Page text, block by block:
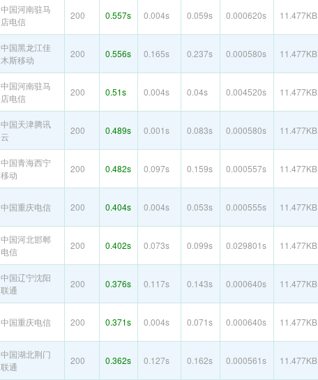
中国河南驻马
店电信
200 0.557s 0.004s 0.059s 0.000620s 11.477KB
中国黑龙江佳
木斯移动
200 0.556s 0.165s 0.237s 0.000580s 11.477KB
中国河南驻马
店电信
200 0.51s 0.004s 0.04s 0.004520s 11.477KB
中国天津腾讯
云
200 0.489s 0.001s 0.083s 0.000580s 11.477KB
中国青海西宁
移动
200 0.482s 0.097s 0.159s 0.000557s 11.477KB
中国重庆电信 200 0.404s 0.004s 0.053s 0.000555s 11.477KB
中国河北邯郸
电信
200 0.402s 0.073s 0.099s 0.029801s 11.477KB
中国辽宁沈阳
联通
200 0.376s 0.117s 0.143s 0.000640s 11.477KB
中国重庆电信 200 0.371s 0.004s 0.071s 0.000640s 11.477KB
中国湖北荆门
联通
200 0.362s 0.127s 0.162s 0.000561s 11.477KB